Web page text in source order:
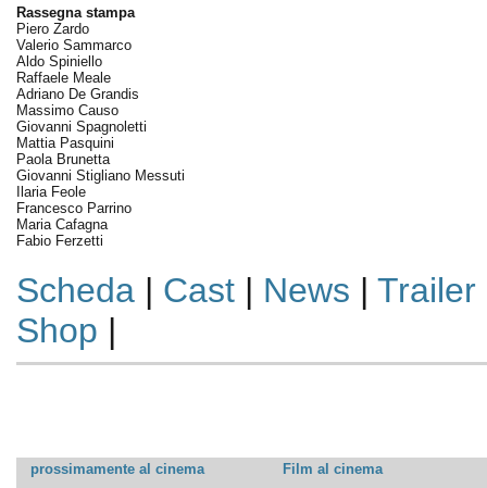
Rassegna stampa
Piero Zardo
Valerio Sammarco
Aldo Spiniello
Raffaele Meale
Adriano De Grandis
Massimo Causo
Giovanni Spagnoletti
Mattia Pasquini
Paola Brunetta
Giovanni Stigliano Messuti
Ilaria Feole
Francesco Parrino
Maria Cafagna
Fabio Ferzetti
Scheda| Cast| News | Trailer
Shop |
prossimamente al cinema
Film al cinema